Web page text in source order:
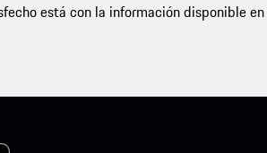
está con la información disponible en